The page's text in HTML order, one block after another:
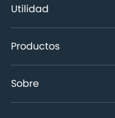
Utilidad
Productos
Sobre